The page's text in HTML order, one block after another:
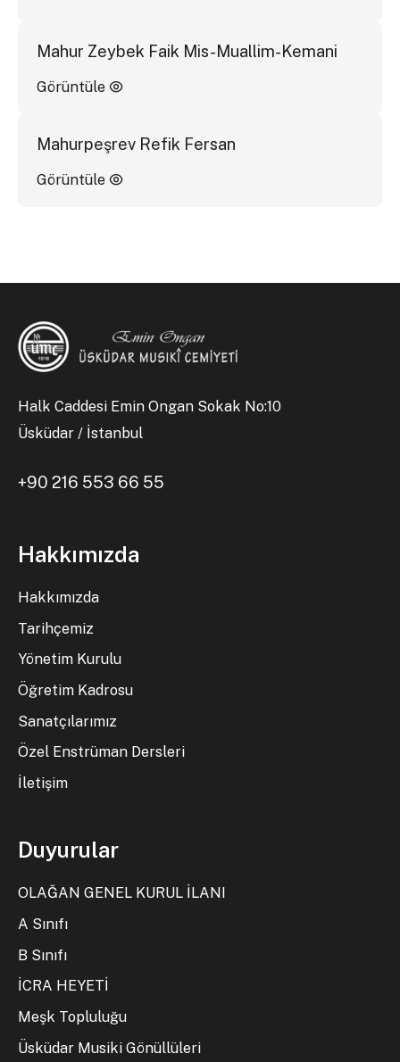
Mahur Zeybek Faik Mis-Muallim-Kemani
Görüntüle
Mahurpeşrev Refik Fersan
Görüntüle
Halk Caddesi Emin Ongan Sokak No:10
Üsküdar / İstanbul
+90 216 553 66 55
Hakkımızda
Hakkımızda
Tarihçemiz
Yönetim Kurulu
Öğretim Kadrosu
Sanatçılarımız
Özel Enstrüman Dersleri
İletişim
Duyurular
OLAĞAN GENEL KURUL İLANI
A Sınıfı
B Sınıfı
İCRA HEYETİ
Meşk Topluluğu
Üsküdar Musiki Gönüllüleri